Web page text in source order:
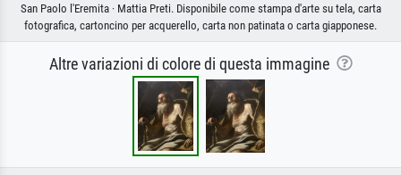
San Paolo l'Eremita · Mattia Preti. Disponibile come stampa d'arte su tela, carta
fotografica, cartoncino per acquerello, carta non patinata o carta giapponese.
Altre variazioni di colore di questa immagine